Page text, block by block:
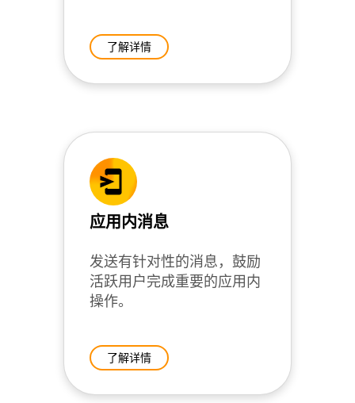
了解详情
应用内消息
发送有针对性的消息，鼓励
活跃用户完成重要的应用内
操作。
了解详情